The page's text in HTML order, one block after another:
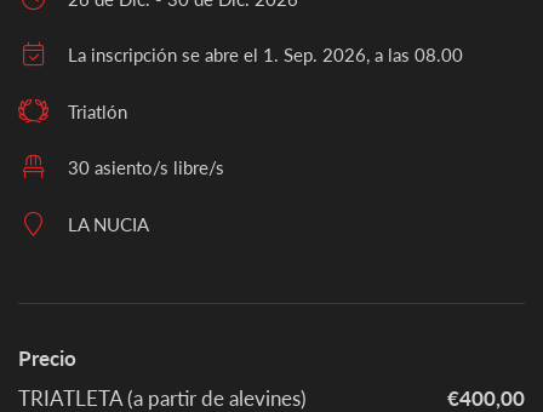
La inscripción se abre el 1. Sep. 2026, a las 08.00
Triatlón
30 asiento/s libre/s
LA NUCIA
Precio
TRIATLETA (a partir de alevines)
€400,00